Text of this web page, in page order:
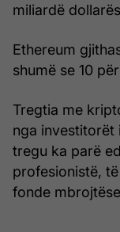
miliardë
Ethereum
shumë se 10
Tregtia me
nga investitorët
tregu ka parë
profesionistë,
fonde